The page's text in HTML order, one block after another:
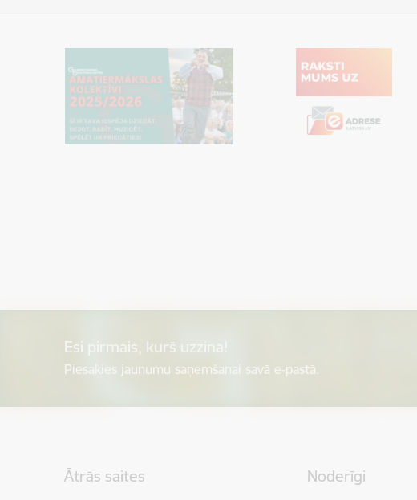
Esi pirmais, kurš uzzina!
Piesakies jaunumu saņemšanai savā e-pastā.
Ātrās saites Noderīgi